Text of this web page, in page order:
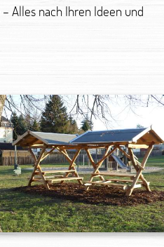
Alles nach Ihren Ideen und